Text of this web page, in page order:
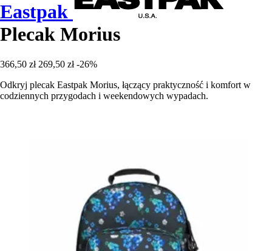
Eastpak
Plecak Morius
366,50 zł 269,50 zł -26%
Odkryj plecak Eastpak Morius, łączący praktyczność i komfort w
codziennych przygodach i weekendowych wypadach.